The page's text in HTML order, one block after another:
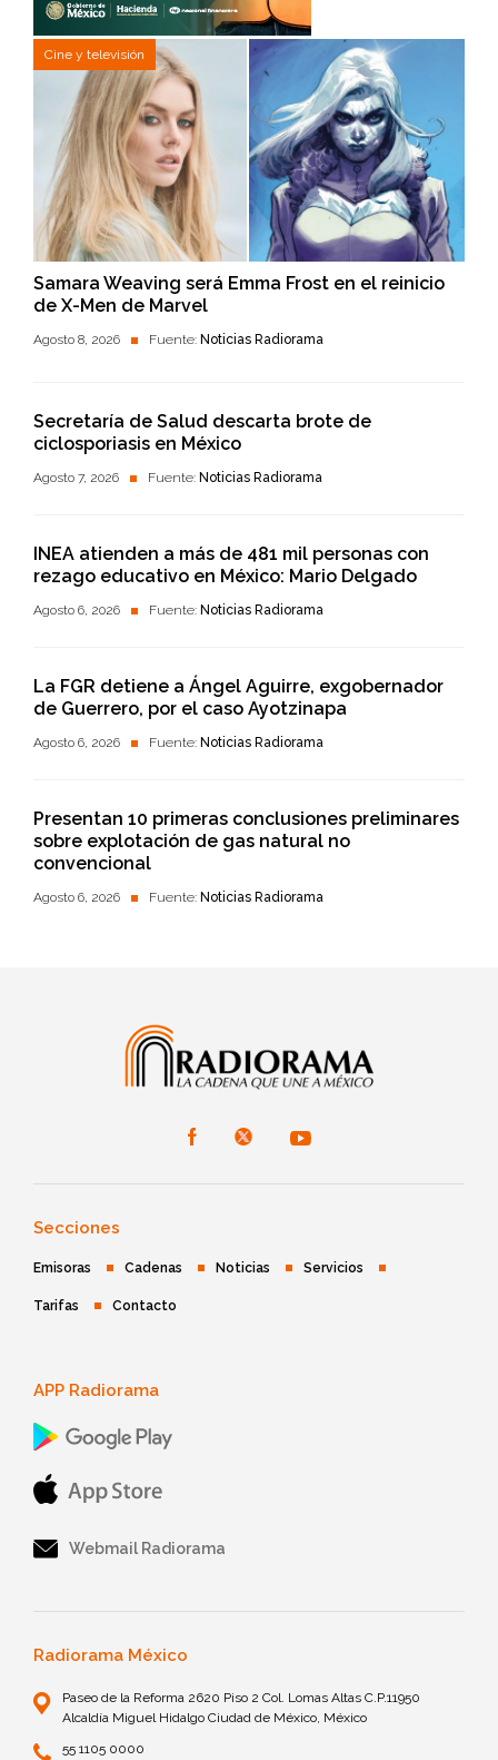
Cine y televisión
Samara Weaving será Emma Frost en el reinicio
de X-Men de Marvel
Agosto 8, 2026 Fuente: Noticias Radiorama
Secretaría de Salud descarta brote de
ciclosporiasis en México
Agosto 7, 2026 Fuente: Noticias Radiorama
INEA atienden a más de 481 mil personas con
rezago educativo en México: Mario Delgado
Agosto 6, 2026 Fuente: Noticias Radiorama
La FGR detiene a Ángel Aguirre, exgobernador
de Guerrero, por el caso Ayotzinapa
Agosto 6, 2026 Fuente: Noticias Radiorama
Presentan 10 primeras conclusiones preliminares
sobre explotación de gas natural no
convencional
Agosto 6, 2026 Fuente: Noticias Radiorama
Secciones
Emisoras Cadenas Noticias Servicios
Tarifas Contacto
APP Radiorama
Webmail Radiorama
Radiorama México
Paseo de la Reforma 2620 Piso 2 Col. Lomas Altas C.P.11950
Alcaldía Miguel Hidalgo Ciudad de México, México
55 1105 0000